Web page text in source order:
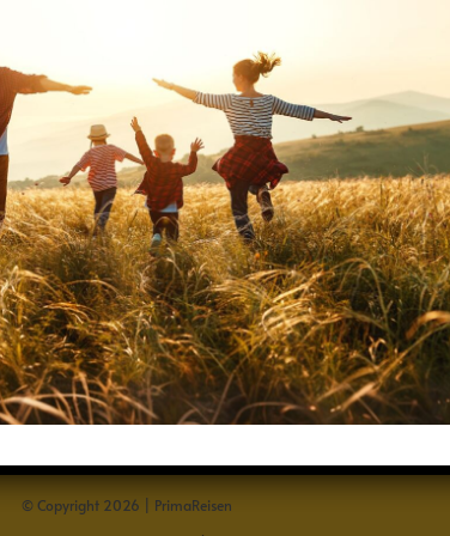
Widerrufsbelehrung Datenschutz Impressum
© Copyright 2026 | PrimaReisen